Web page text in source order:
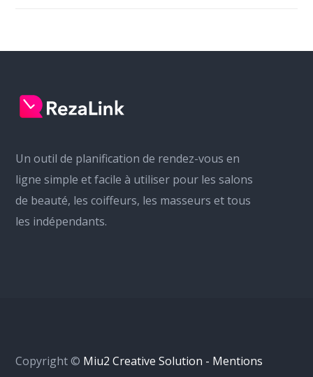
Un outil de planification de rendez-vous en
ligne simple et facile à utiliser pour les salons
de beauté, les coiffeurs, les masseurs et tous
les indépendants.
Copyright © Miu2 Creative Solution - Mentions